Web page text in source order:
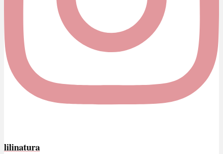
lilinatura